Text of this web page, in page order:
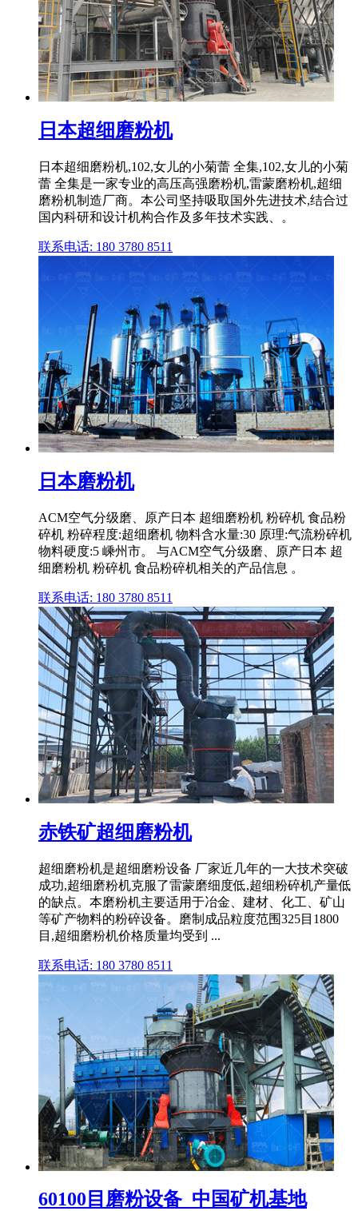
日本超细磨粉机
日本超细磨粉机,102,女儿的小菊蕾 全集,102,女儿的小菊
蕾 全集是一家专业的高压高强磨粉机,雷蒙磨粉机,超细
磨粉机制造厂商。本公司坚持吸取国外先进技术,结合过
国内科研和设计机构合作及多年技术实践、。
联系电话: 180 3780 8511
日本磨粉机
ACM空气分级磨、原产日本 超细磨粉机 粉碎机 食品粉
碎机 粉碎程度:超细磨机 物料含水量:30 原理:气流粉碎机
物料硬度:5 嵊州市。 与ACM空气分级磨、原产日本 超
细磨粉机 粉碎机 食品粉碎机相关的产品信息 。
联系电话: 180 3780 8511
赤铁矿超细磨粉机
超细磨粉机是超细磨粉设备 厂家近几年的一大技术突破
成功,超细磨粉机克服了雷蒙磨细度低,超细粉碎机产量低
的缺点。本磨粉机主要适用于冶金、建材、化工、矿山
等矿产物料的粉碎设备。磨制成品粒度范围325目1800
目,超细磨粉机价格质量均受到 ...
联系电话: 180 3780 8511
60100目磨粉设备_中国矿机基地